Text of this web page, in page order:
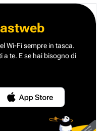
Wi-Fi sempre in tasca.
a te. E se hai bisogno di